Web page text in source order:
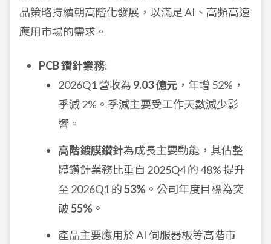
品策略持續朝高階化發展，以滿足 AI、高頻高速
應用市場的需求。
PCB 鑽針業務:
2026Q1 營收為 9.03 億元 ，年增 52%，
季減 2%。季減主要受工作天數減少影
響。
高階鍍膜鑽針為成長主要動能，其佔整
體鑽針業務比重自 2025Q4 的 48% 提升
至 2026Q1 的53% 。公司年度目標為突
破55% 。
產品主要應用於 AI 伺服器板等高階市